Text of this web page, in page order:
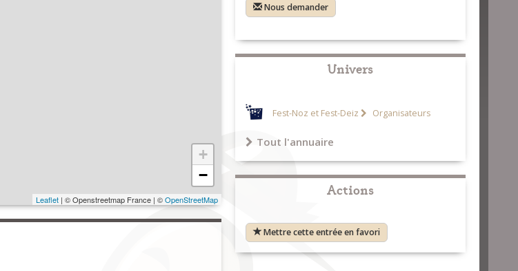
+
−
Leaflet| © Openstreetmap France | ©OpenStreetMap
Nous demander
Univers
Fest-Noz et Fest-Deiz Organisateurs
Tout l'annuaire
Actions
Mettre cette entrée en favori